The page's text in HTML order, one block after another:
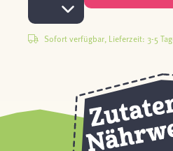
Sofort verfügbar, Lieferzeit: 3-5